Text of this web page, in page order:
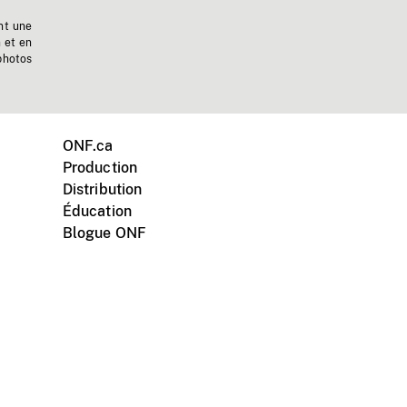
une
et en
ONF.ca
Production
Distribution
Éducation
Blogue ONF